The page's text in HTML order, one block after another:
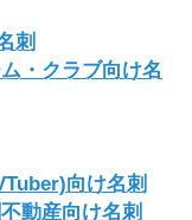
刺
・クラブ向け名
向け名刺
不動産向け名刺